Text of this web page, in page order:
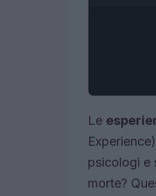
Le
psicologi e
morte?